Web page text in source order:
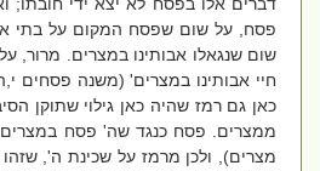
פסח, על שום שפסח המקום על בתי
שום שנגאלו אבותינו במצרים. מרור,
חיי אבותינו במצרים' (משנה פסחים
כאן גם רמז שהיה כאן גילוי שתוקן
ממצרים. פסח כנגד שה' פסח במצרים
מצרים), ולכן מרמז על שכינת ה', שזהו